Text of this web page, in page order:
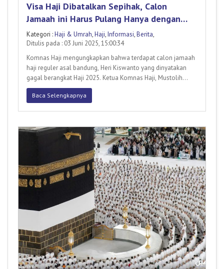
Visa Haji Dibatalkan Sepihak, Calon
Jamaah ini Harus Pulang Hanya dengan
Ihram
Kategori :Haji & Umrah,Haji,Informasi,Berita,
Ditulis pada : 03 Juni 2025, 15:00:34
Komnas Haji mengungkapkan bahwa terdapat calon jamaah
haji reguler asal bandung, Heri Kiswanto yang dinyatakan
gagal berangkat Haji 2025. Ketua Komnas Haji, Mustolih
Siradj me
Baca Selengkapnya